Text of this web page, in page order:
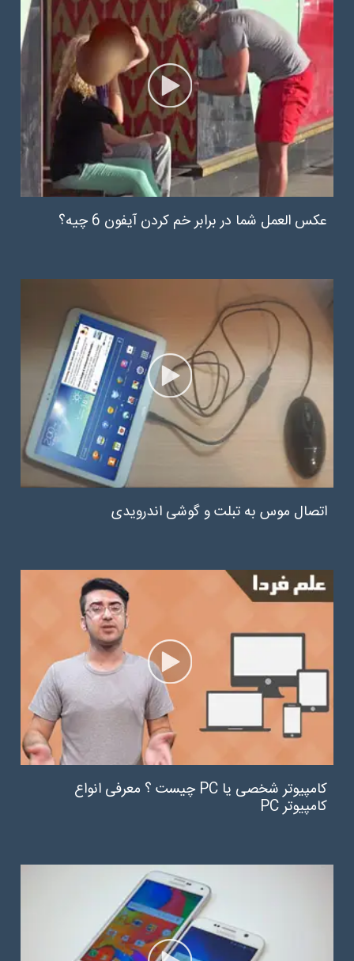
عکس العمل شما در برابر خم کردن آیفون 6 چیه؟
اتصال موس به تبلت و گوشی اندرویدی
کامپیوتر شخصی یا PC چیست ؟ معرفی انواع
کامپیوتر PC